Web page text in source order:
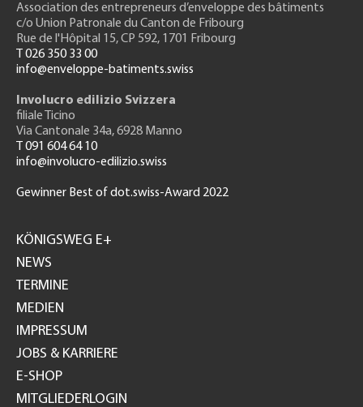
Association des entrepreneurs d’enveloppe des bâtiments
c/o Union Patronale du Canton de Fribourg
Rue de l'Hôpital 15, CP 592, 1701 Fribourg
T 026 350 33 00
info@enveloppe-batiments.swiss
Involucro edilizio Svizzera
filiale Ticino
Via Cantonale 34a, 6928 Manno
T 091 604 64 10
info@involucro-edilizio.swiss
Gewinner Best of dot.swiss-Award 2022
GH
KÖNIGSWEG E+
NEWS
TERMINE
MEDIEN
IMPRESSUM
JOBS & KARRIERE
E-SHOP
MITGLIEDERLOGIN